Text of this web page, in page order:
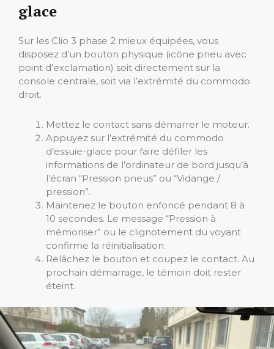
glace
Sur les Clio 3 phase 2 mieux équipées, vous
disposez d’un bouton physique (icône pneu avec
point d’exclamation) soit directement sur la
console centrale, soit via l’extrémité du commodo
droit.
Mettez le contact sans démarrer le moteur.
Appuyez sur l’extrémité du commodo
d’essuie-glace pour faire défiler les
informations de l’ordinateur de bord jusqu’à
l’écran “Pression pneus” ou “Vidange /
pression”.
Maintenez le bouton enfoncé pendant 8 à
10 secondes. Le message “Pression à
mémoriser” ou le clignotement du voyant
confirme la réinitialisation.
Relâchez le bouton et coupez le contact. Au
prochain démarrage, le témoin doit rester
éteint.